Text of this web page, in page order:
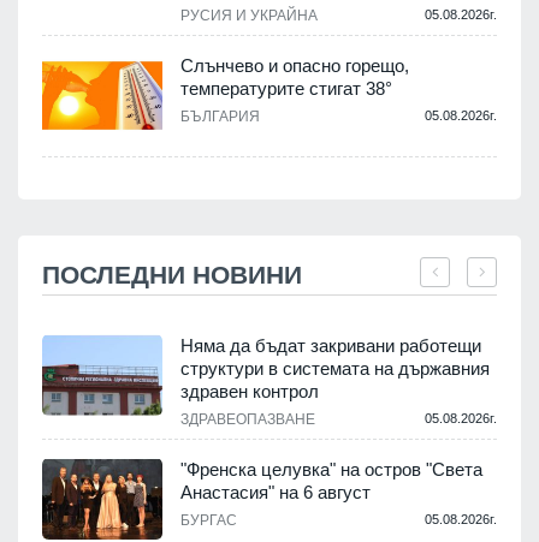
РУСИЯ И УКРАЙНА 05.08.2026г.
Слънчево и опасно горещо,
температурите стигат 38°
БЪЛГАРИЯ 05.08.2026г.
ПОСЛЕДНИ НОВИНИ
Няма да бъдат закривани работещи
структури в системата на държавния
здравен контрол
ЗДРАВЕОПАЗВАНЕ 05.08.2026г.
"Френска целувка" на остров "Света
Анастасия" на 6 август
БУРГАС 05.08.2026г.